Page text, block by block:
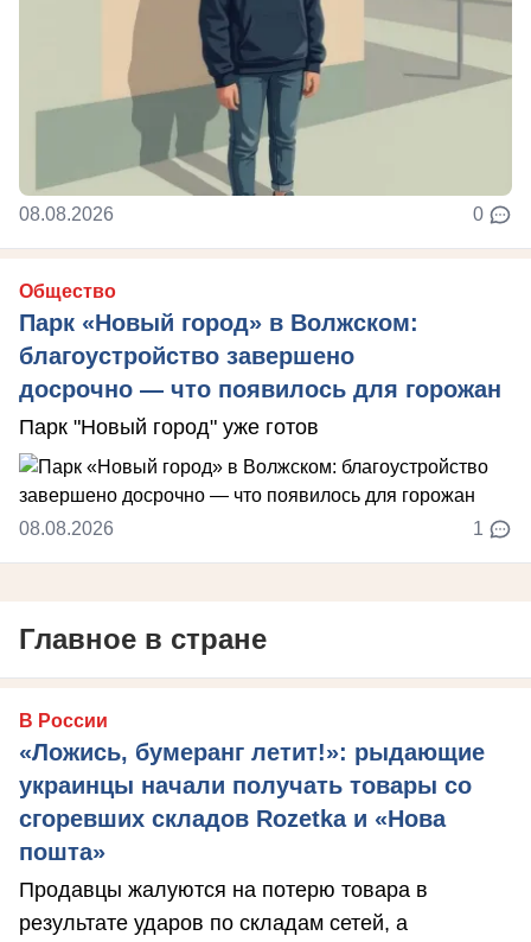
08.08.2026 0
Общество
Парк «Новый город» в Волжском:
благоустройство завершено
досрочно — что появилось для горожан
Парк "Новый город" уже готов
08.08.2026 1
Главное в стране
В России
«Ложись, бумеранг летит!»: рыдающие
украинцы начали получать товары со
сгоревших складов Rozetka и «Нова
пошта»
Продавцы жалуются на потерю товара в
результате ударов по складам сетей, а